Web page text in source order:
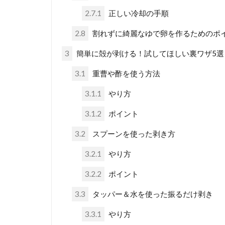
2.7.1 正しい冷却の手順
2.8 割れずに綺麗なゆで卵を作るためのポ
3 簡単に殻が剥ける！試してほしい裏ワザ5選
3.1 重曹や酢を使う方法
3.1.1 やり方
3.1.2 ポイント
3.2 スプーンを使った剥き方
3.2.1 やり方
3.2.2 ポイント
3.3 タッパー＆水を使った振るだけ剥き
3.3.1 やり方